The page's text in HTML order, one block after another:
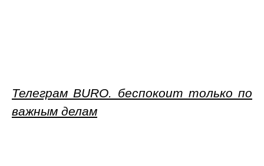
Телеграм BURO. беспокоит только по
важным делам